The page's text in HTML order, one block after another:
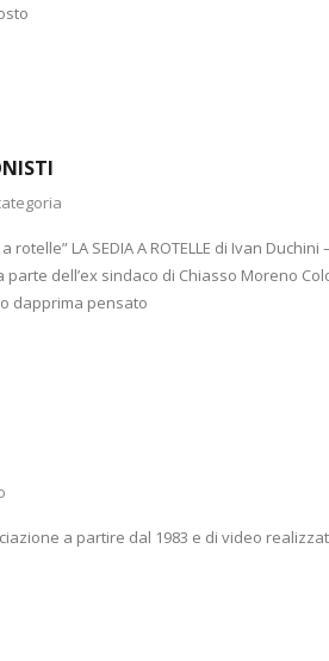
LA SEDIA A ROTELLE di Ivan
dell’ex sindaco di Chiasso Moreno
dapprima pensato
a partire dal 1983 e di video